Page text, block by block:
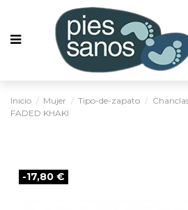
Inicio Mujer Tipo-de-zapato
FADED KHAKI
-17,80 €